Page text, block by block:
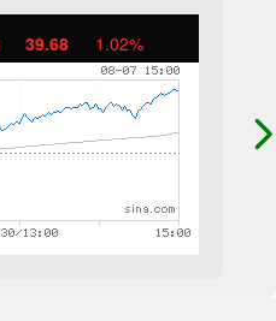
39.68 1.02%